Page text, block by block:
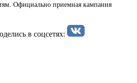
Официально приемная кампания
в соцсетях: